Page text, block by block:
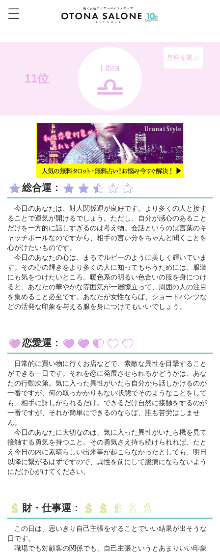
11位
Libra
星座を選ぶ
総合運：
今日のあなたは、対人関係運が良好です。より多くの人と接す
ることで運気が開けるでしょう。ただし、自分が感心のあること
だけを一方的に話しすぎるのは考え物。会話というのは言葉のキ
ャッチボールなのですから、相手の言い分をちゃんと聞くことを
心がけたいものです。
今日のあなたの心は、まるでルビーのように美しく輝いていま
す。その心の輝きをより多くの人に知ってもらうためには、服装
にも気をつけたいところ。暖色系の明るい色合いの服を身につけ
ると、あなたの華やかな雰囲気が一層際立って、周囲の人の注目
を集めること必至です。あなたが女性ならば、ショートパンツな
どの活発な印象を与える服を身につけてもいいでしょう。
恋愛運：
日常的に買い物に行くお店などで、素敵な異性を目撃すること
ができる一日です。それを恋に発展させられるかどうかは、あな
たの行動次第。気に入った異性がいたら自分から話しかけるのが
一番ですが、何の取っかかりもない状態でそのようなことをして
も、相手に訝しがられるだけ。できるだけ自然に接触をするのが
一番ですが、それが簡単にできるのならば、誰も苦労はしませ
ん。
今日のあなたに大切なのは、気に入った異性がいたら機を見て
接触する勇気を持つこと。その勇気さえ持ち続けられれば、たと
え今日の内に素晴らしい出来事が起こらなかったとしても、明日
以降に繋がるはずですので、異性を前にして臆病にならないよう
にだけ心がけてください。
財・仕事運：
この日は、思いきり自己主張をすることでいい結果が出そうな
日です。
職場でも対顧客の関係でも、自己主張というとあまりいい印象